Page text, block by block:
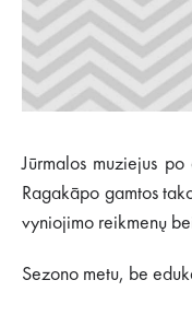
Jūrmalos muziejus
Ragakāpo gamtos
vyniojimo reikmenų
Sezono metu, be